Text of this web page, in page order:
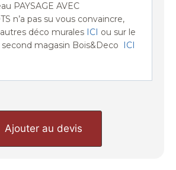
PAYSAGE AVEC
n’a pas su vous convaincre,
déco murales ICI ou sur le
magasin Bois&Deco
ICI
Ajouter au devis